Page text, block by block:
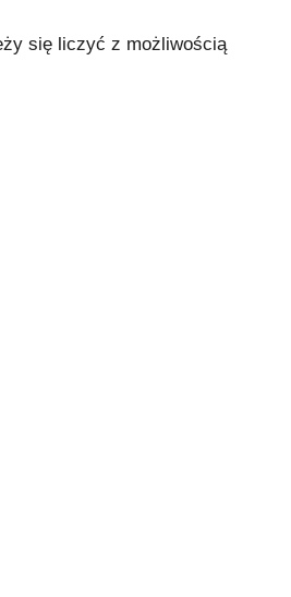
się liczyć z możliwością